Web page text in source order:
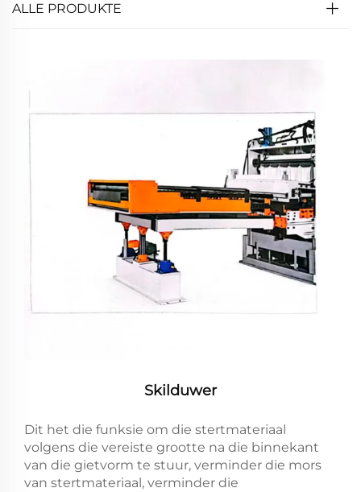
ALLE PRODUKTE
Skilduwer
Dit het die funksie om die stertmateriaal
volgens die vereiste grootte na die binnekant
van die gietvorm te stuur, verminder die mors
van stertmateriaal, verminder die